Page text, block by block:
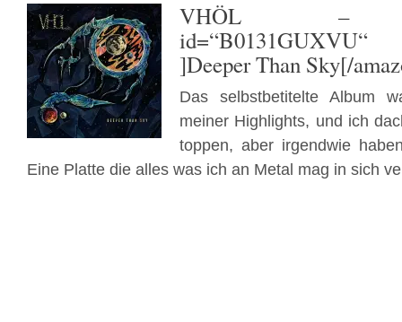
VHÖL –
id=“B0131GUXVU“
]Deeper Than Sky[/
Das selbstbetitelte Album
meiner Highlights, und ich
toppen, aber irgendwie
Eine Platte die alles was ich an Metal mag in sich